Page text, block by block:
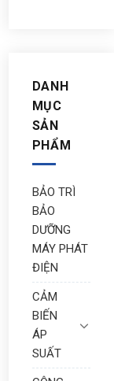
DANH
MỤC
SẢN
PHẨM
BẢO TRÌ
BẢO
DƯỠNG
MÁY PHÁT
ĐIỆN
CẢM
BIẾN
ÁP
SUẤT